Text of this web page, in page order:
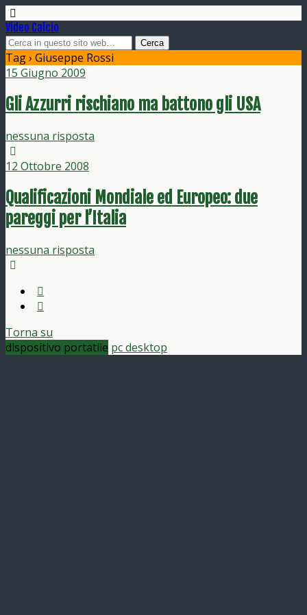
Video Calcio
Tag › Giuseppe Rossi
15 Giugno 2009
Gli Azzurri rischiano ma battono gli USA
nessuna risposta
12 Ottobre 2008
Qualificazioni Mondiale ed Europeo: due
pareggi per l’Italia
nessuna risposta
Torna su
dispositivo portatile pc desktop